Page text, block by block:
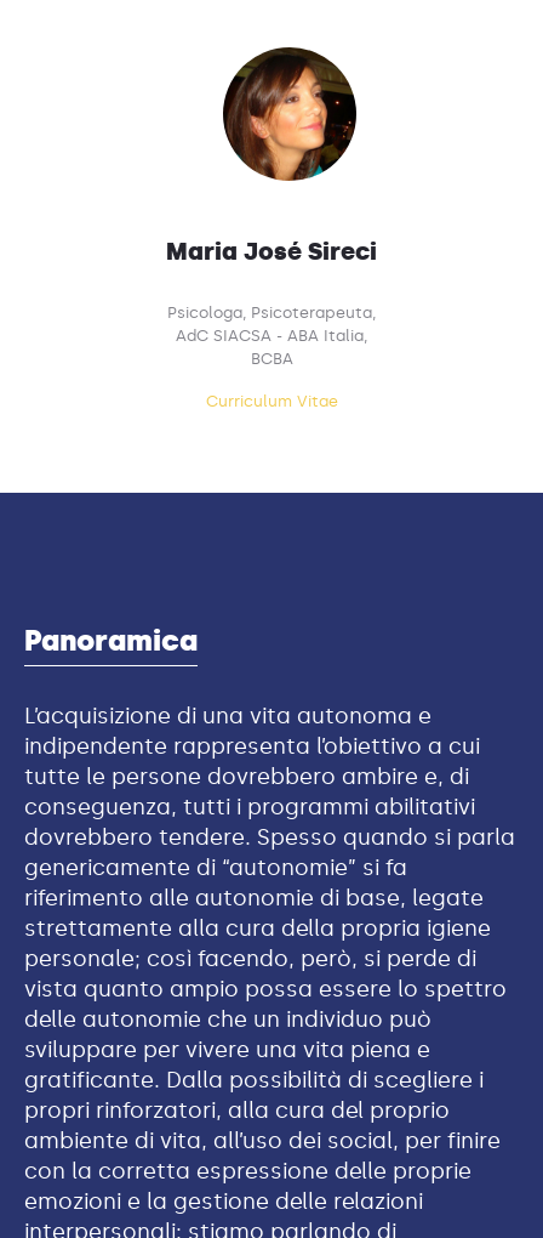
Maria José Sireci
Psicologa, Psicoterapeuta,
AdC SIACSA - ABA Italia,
BCBA
Curriculum Vitae
Panoramica
L’acquisizione di una vita autonoma e
indipendente rappresenta l’obiettivo a cui
tutte le persone dovrebbero ambire e, di
conseguenza, tutti i programmi abilitativi
dovrebbero tendere. Spesso quando si parla
genericamente di “autonomie” si fa
riferimento alle autonomie di base, legate
strettamente alla cura della propria igiene
personale; così facendo, però, si perde di
vista quanto ampio possa essere lo spettro
delle autonomie che un individuo può
sviluppare per vivere una vita piena e
gratificante. Dalla possibilità di scegliere i
propri rinforzatori, alla cura del proprio
ambiente di vita, all’uso dei social, per finire
con la corretta espressione delle proprie
emozioni e la gestione delle relazioni
interpersonali: stiamo parlando di